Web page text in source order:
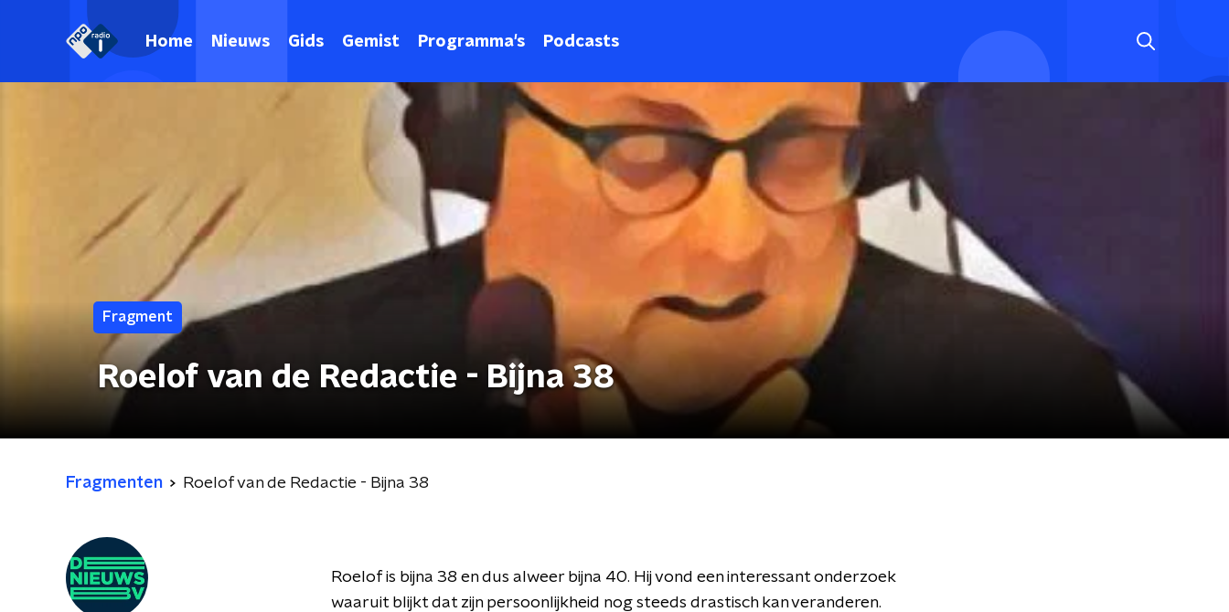
Home Nieuws Gids Gemist Programma's Podcasts
Fragment
Roelof van de Redactie - Bijna 38
Fragmenten Roelof van de Redactie - Bijna 38
Roelof is bijna 38 en dus alweer bijna 40. Hij vond een interessant onderzoek
waaruit blijkt dat zijn persoonlijkheid nog steeds drastisch kan veranderen.